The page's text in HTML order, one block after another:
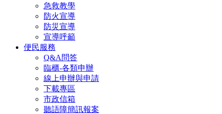
急救教學
防火宣導
防災宣導
宣導呼籲
便民服務
Q&A問答
臨櫃-各類申辦
線上申辦與申請
下載專區
市政信箱
聽語障簡訊報案